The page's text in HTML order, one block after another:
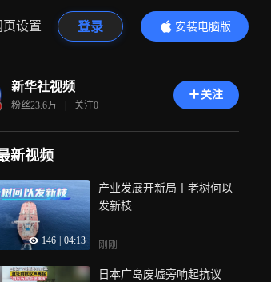
页设置 登录
安装电脑版
内容更精彩
新华社视频
粉丝23.6万 | 关注0
关注
新视频
146 04:13
产业发展开新局丨老树何以
发新枝
刚刚
日本广岛废墟旁响起抗议